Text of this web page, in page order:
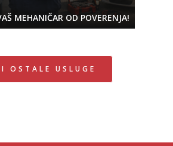
MEHANIČAR OD POVERENJA!
OSTALE USLUGE